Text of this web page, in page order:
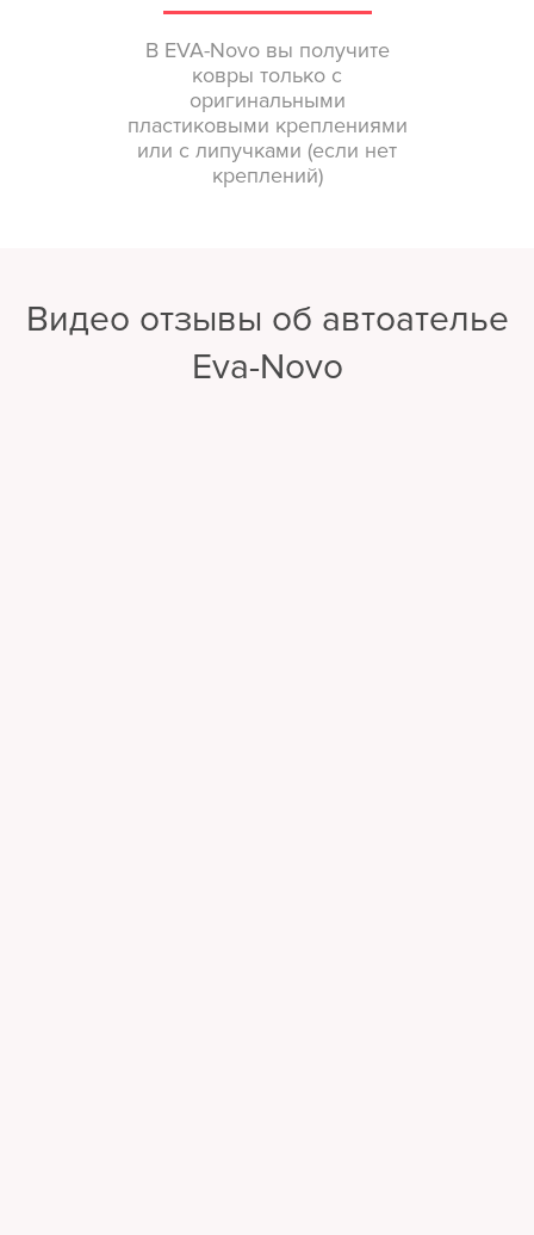
В EVA-Novo вы получите
ковры только с
оригинальными
пластиковыми креплениями
или с липучками (если нет
креплений)
Видео отзывы об автоателье
Eva-Novo